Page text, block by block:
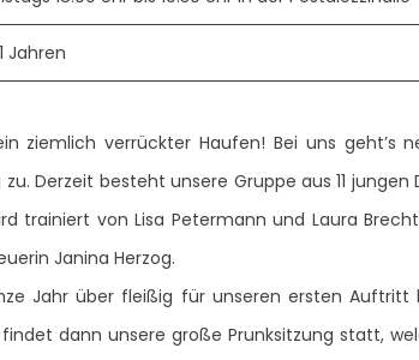
Jahren
ziemlich verrückter Haufen! Bei uns geht’s
Derzeit besteht unsere Gruppe aus 11 jungen
trainiert von Lisa Petermann und Laura
Janina Herzog.
Jahr über fleißig für unseren ersten Auftritt
dann unsere große Prunksitzung statt,